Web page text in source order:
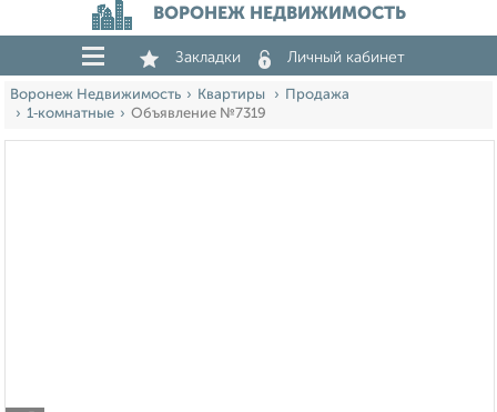
ВОРОНЕЖ НЕДВИЖИМОСТЬ
Закладки Личный кабинет
Воронеж Недвижимость Квартиры
Продажа
1‑комнатные
Объявление №7319